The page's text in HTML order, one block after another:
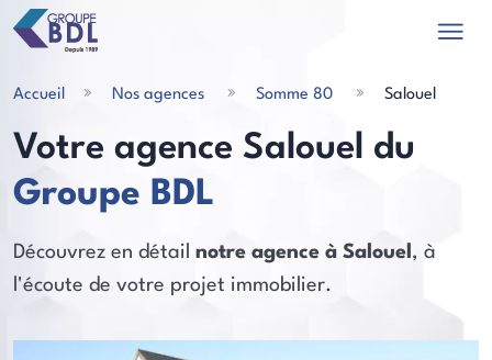
actualités
Accueil Nos agences Somme 80 Salouel
Votre agence Salouel du
Groupe BDL
Découvrez en détail notre agence à Salouel , à
l'écoute de votre projet immobilier.